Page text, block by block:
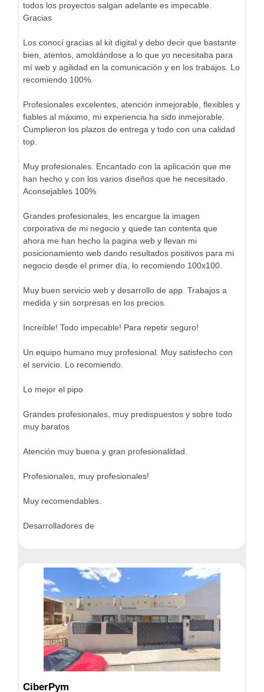
todos los proyectos salgan adelante es impecable.
Gracias
Los conocí gracias al kit digital y debo decir que bastante
bien, atentos, amoldándose a lo que yo necesitaba para
mí web y agilidad en la comunicación y en los trabajos. Lo
recomiendo 100%.
Profesionales excelentes, atención inmejorable, flexibles y
fiables al máximo, mi experiencia ha sido inmejorable.
Cumplieron los plazos de entrega y todo con una calidad
top.
Muy profesionales. Encantado con la aplicación que me
han hecho y con los varios diseños que he necesitado.
Aconsejables 100%
Grandes profesionales, les encargue la imagen
corporativa de mi negocio y quede tan contenta que
ahora me han hecho la pagina web y llevan mi
posicionamiento web dando resultados positivos para mi
negocio desde el primer día, lo recomiendo 100x100.
Muy buen servicio web y desarrollo de app. Trabajos a
medida y sin sorpresas en los precios.
Increíble! Todo impecable! Para repetir seguro!
Un equipo humano muy profesional. Muy satisfecho con
el servicio. Lo recomiendo.
Lo mejor el pipo
Grandes profesionales, muy predispuestos y sobre todo
muy baratos
Atención muy buena y gran profesionalidad.
Profesionales, muy profesionales!
Muy recomendables.
Desarrolladores de
CiberPym